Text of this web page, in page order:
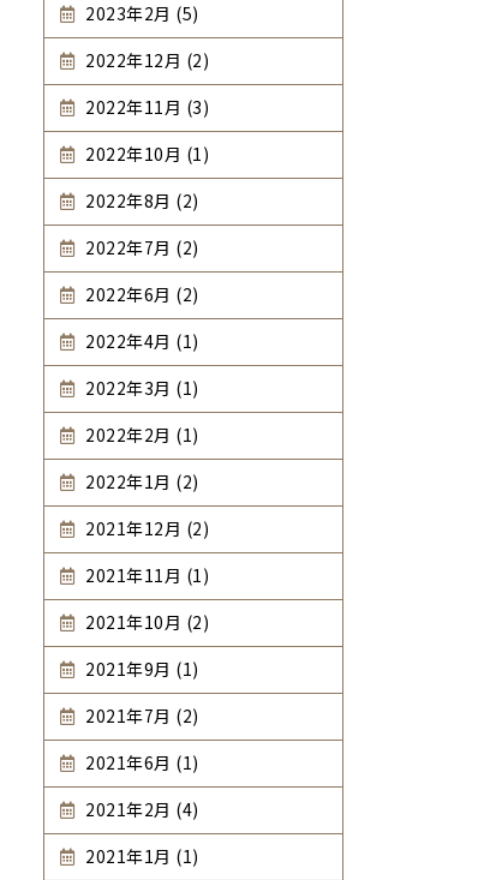
2023年2月 (5)
2022年12月 (2)
2022年11月 (3)
2022年10月 (1)
2022年8月 (2)
2022年7月 (2)
2022年6月 (2)
2022年4月 (1)
2022年3月 (1)
2022年2月 (1)
2022年1月 (2)
2021年12月 (2)
2021年11月 (1)
2021年10月 (2)
2021年9月 (1)
2021年7月 (2)
2021年6月 (1)
2021年2月 (4)
2021年1月 (1)